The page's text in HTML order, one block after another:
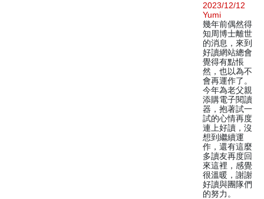
2023/12/12
Yumi
幾年前偶然得
知周博士離世
的消息，來到
好讀網站總會
覺得有點悵
然，也以為不
會再運作了。
今年為老父親
添購電子閱讀
器，抱著試一
試的心情再度
連上好讀，沒
想到繼續運
作，還有這麼
多讀友再度回
來這裡，感覺
很溫暖，謝謝
好讀與團隊們
的努力。